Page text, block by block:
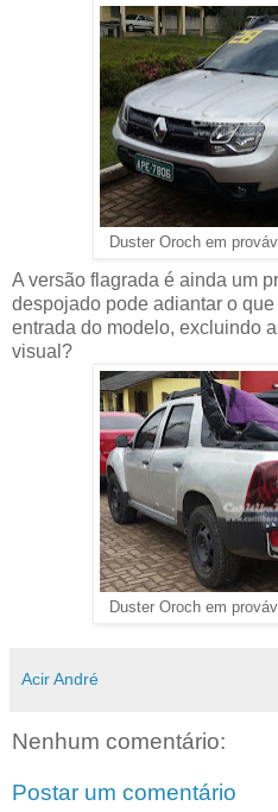
Duster Oroch em
A versão flagrada é ainda um
despojado pode adiantar o
entrada do modelo, excluindo
visual?
Duster Oroch em
Acir André
Nenhum comentário:
Postar um comentário